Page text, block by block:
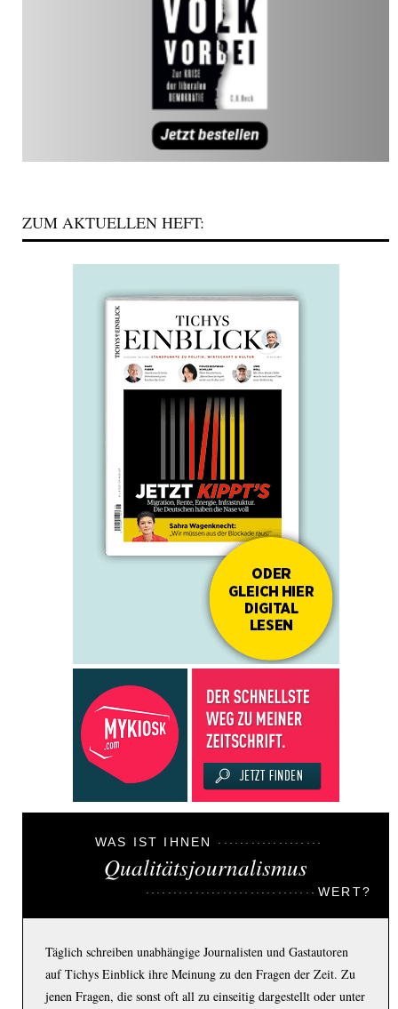
ZUM AKTUELLEN HEFT:
WAS IST IHNEN
Qualitätsjournalismus
WERT?
Täglich schreiben unabhängige Journalisten und Gastautoren
auf Tichys Einblick ihre Meinung zu den Fragen der Zeit. Zu
jenen Fragen, die sonst oft all zu einseitig dargestellt oder unter